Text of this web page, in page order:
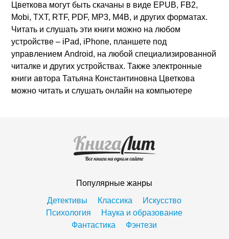
Цветкова могут быть скачаны в виде EPUB, FB2,
Mobi, TXT, RTF, PDF, MP3, M4B, и других форматах.
Читать и слушать эти книги можно на любом
устройстве – iPad, iPhone, планшете под
управлением Android, на любой специализированной
читалке и других устройствах. Также электронные
книги автора Татьяна Константиновна Цветкова
можно читать и слушать онлайн на компьютере
Популярные жанры
Детективы
Классика
Искусство
Психология
Наука и образование
Фантастика
Фэнтези